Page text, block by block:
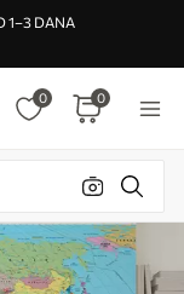
1–3 DANA
0 0